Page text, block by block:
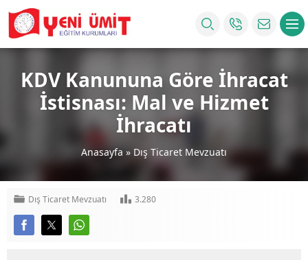
KDV Kanununa Göre İhracat
İstisnası: Mal ve Hizmet
İhracatı
Anasayfa » Dış Ticaret Mevzuatı
Dış Ticaret Mevzuatı 3.280